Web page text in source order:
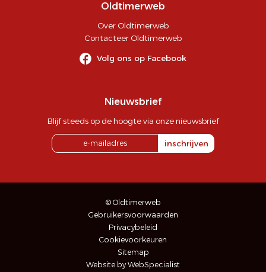
Oldtimerweb
Over Oldtimerweb
Contacteer Oldtimerweb
Volg ons op Facebook
Nieuwsbrief
Blijf steeds op de hoogte via onze nieuwsbrief
inschrijven
© Oldtimerweb
Gebruikersvoorwaarden
Privacybeleid
Cookievoorkeuren
Sitemap
Website by WebSpecialist